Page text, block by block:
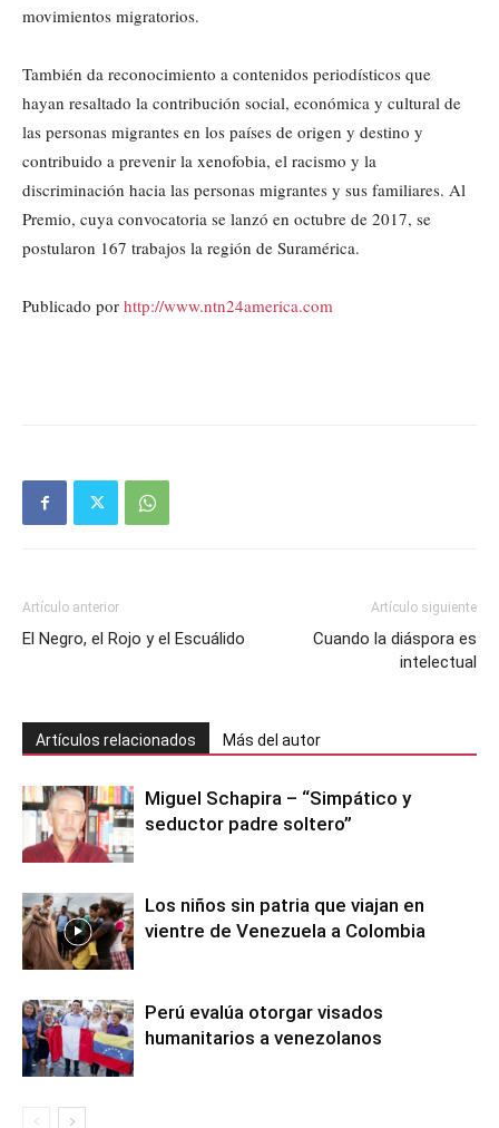
movimientos migratorios.
También da reconocimiento a contenidos periodísticos que
hayan resaltado la contribución social, económica y cultural de
las personas migrantes en los países de origen y destino y
contribuido a prevenir la xenofobia, el racismo y la
discriminación hacia las personas migrantes y sus familiares. Al
Premio, cuya convocatoria se lanzó en octubre de 2017, se
postularon 167 trabajos la región de Suramérica.
Publicado por http://www.ntn24america.com
Artículo anterior
El Negro, el Rojo y el Escuálido
Artículo siguiente
Cuando la diáspora es
intelectual
Artículos relacionados Más del autor
Miguel Schapira – “Simpático y
seductor padre soltero”
Los niños sin patria que viajan en
vientre de Venezuela a Colombia
Perú evalúa otorgar visados
humanitarios a venezolanos